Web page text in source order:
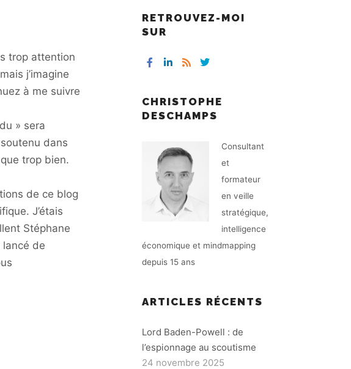
trop attention
j’imagine
à me suivre
» sera
dans
trop bien.
de ce blog
J’étais
Stéphane
de
RETROUVEZ-MOI
SUR
CHRISTOPHE
DESCHAMPS
Consultant
et
formateur
en veille
stratégique,
intelligence
économique et mindmapping
depuis 15 ans
ARTICLES RÉCENTS
Lord Baden-Powell : de
l’espionnage au scoutisme
24 novembre 2025